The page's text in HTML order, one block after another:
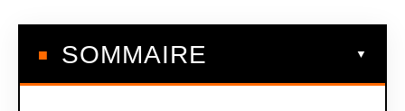
SOMMAIRE